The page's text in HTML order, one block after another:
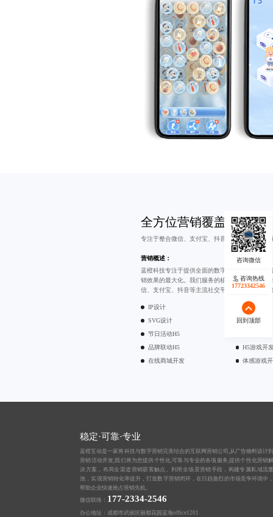
全方位营销覆盖
专注于整合微信、支付宝、抖音等主流平台，实
营销概述：
蓝橙科技专注于提供全面的数字营销技术开发服
销效果的最大化。我们服务的核心在于构建全平
信、支付宝、抖音等主流社交平台，帮助企业在
IP设计
UI设计
SVG设计
PPT设计
节日活动H5
品牌联动H5
H5游戏开
在线商城开发
体感游戏
咨询热线
17723342546
回到顶部
稳定·可靠·专业
蓝橙互动是一家将科技与数字营销完美结合的互联网营销公司,从 广告物料设计
营销活动开发,我们将为您提供个性化,可靠与专业的各项服务,提供个性化营销
决方案，布局全渠道营销获客触点。利用全场景营销手段，构建专属私域流
池，实现营销转化率提升，打造数字营销闭环，在日趋激烈的市场竞争环境中
帮助企业快速抢占营销先机。
微信联络： 177-2334-2546
办公地址：成都市武侯区丽都花园蓝海office1201